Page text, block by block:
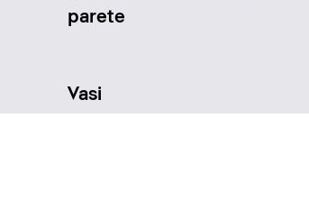
parete
Vasi